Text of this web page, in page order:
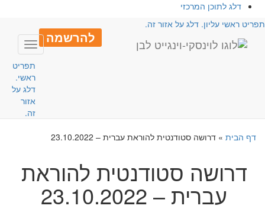
דלג לתוכן המרכזי
ראשי עליון. דלג על אזור זה.
להרשמה
Toggle
תפריט
ראשי.
דלג על
אזור
זה.
דף הבית» דרושה סטודנטית להוראת עברית – 23.10.2022
דרושה סטודנטית להוראת
עברית – 23.10.2022